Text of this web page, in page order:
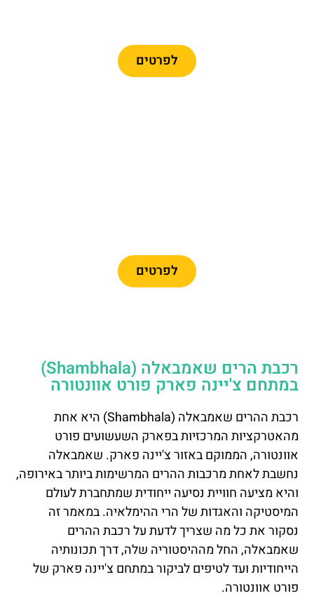
לפרטים
לפרטים
רכבת הרים שאמבאלה (Shambhala)
במתחם צ'יינה פארק פורט אוונטורה
רכבת ההרים שאמבאלה (Shambhala) היא אחת
מהאטרקציות המרכזיות בפארק השעשועים פורט
אוונטורה, הממוקם באזור צ'יינה פארק. שאמבאלה
נחשבת לאחת מרכבות ההרים המרשימות ביותר באירופה,
והיא מציעה חוויית נסיעה ייחודית שמתחברת לעולם
המיסטיקה והאגדות של הרי ההימלאיה. במאמר זה
נסקור את כל מה שצריך לדעת על רכבת ההרים
שאמבאלה, החל מההיסטוריה שלה, דרך תכונותיה
הייחודיות ועד לטיפים לביקור במתחם צ'יינה פארק של
פורט אוונטורה.